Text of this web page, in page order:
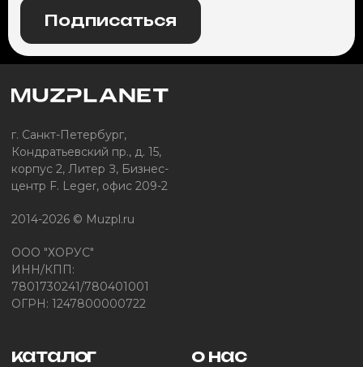
Подписаться
г. Санкт-Петербург,
Кондратьевский пр., д. 15,
корпус 2, Литер З, Бизнес-
центр F. Leger, офис 209-2
2014-2026 © Muzpl.ru
ООО "ХОРУС"
ИНН/КПП:
7801730241/780401001
ОГРН: 1247800000722
каталог о нас